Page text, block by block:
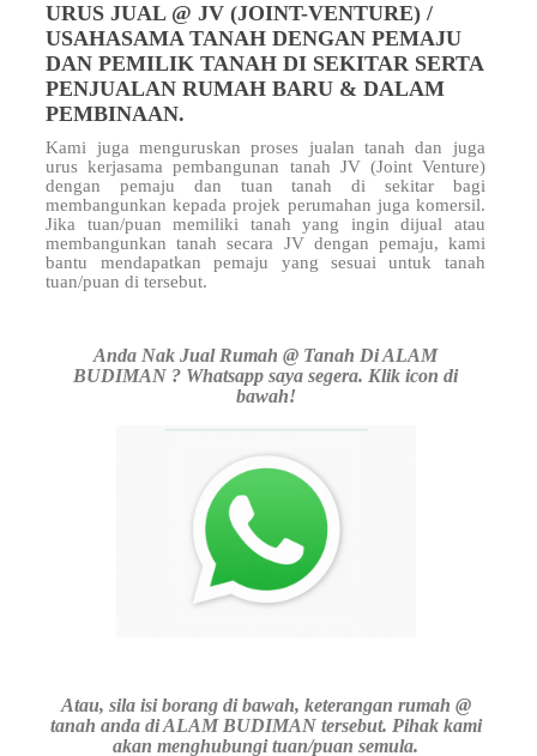
URUS JUAL @ JV (JOINT-VENTURE) /
USAHASAMA TANAH DENGAN PEMAJU
DAN PEMILIK TANAH DI SEKITAR SERTA
PENJUALAN RUMAH BARU & DALAM
PEMBINAAN.
Kami juga menguruskan proses jualan tanah dan juga
urus kerjasama pembangunan tanah JV (Joint Venture)
dengan pemaju dan tuan tanah di sekitar bagi
membangunkan kepada projek perumahan juga komersil.
Jika tuan/puan memiliki tanah yang ingin dijual atau
membangunkan tanah secara JV dengan pemaju, kami
bantu mendapatkan pemaju yang sesuai untuk tanah
tuan/puan ditersebut.
Anda Nak Jual Rumah @ Tanah Di ALAM
BUDIMAN ? Whatsapp saya segera. Klik icon di
bawah!
Atau, sila isi borang di bawah, keterangan rumah @
tanah anda di ALAM BUDIMAN tersebut. Pihak kami
akan menghubungi tuan/puan semula.